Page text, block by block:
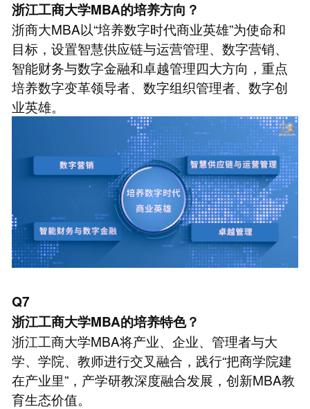
浙江工商大学MBA的培养方向？
浙商大MBA以“培养数字时代商业英雄”为使命和
目标，设置智慧供应链与运营管理、数字营销、
智能财务与数字金融和卓越管理四大方向，重点
培养数字变革领导者、数字组织管理者、数字创
业英雄。
Q7
浙江工商大学MBA的培养特色？
浙江工商大学MBA将产业、企业、管理者与大
学、学院、教师进行交叉融合，践行“把商学院建
在产业里”，产学研教深度融合发展，创新MBA教
育生态价值。